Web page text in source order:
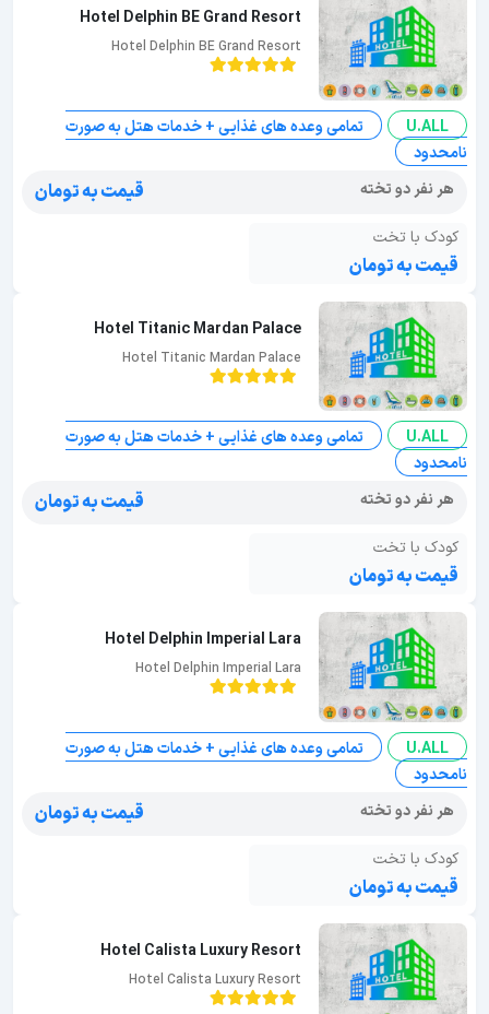
Hotel Delphin BE Grand Resort
Hotel Delphin BE Grand Resort
U.ALL
تمامی وعده های غذایی + خدمات هتل به صورت
نامحدود
هر نفر دو تخته
قیمت به تومان
کودک با تخت
قیمت به تومان
Hotel Titanic Mardan Palace
Hotel Titanic Mardan Palace
U.ALL
تمامی وعده های غذایی + خدمات هتل به صورت
نامحدود
هر نفر دو تخته
قیمت به تومان
کودک با تخت
قیمت به تومان
Hotel Delphin Imperial Lara
Hotel Delphin Imperial Lara
U.ALL
تمامی وعده های غذایی + خدمات هتل به صورت
نامحدود
هر نفر دو تخته
قیمت به تومان
کودک با تخت
قیمت به تومان
Hotel Calista Luxury Resort
Hotel Calista Luxury Resort